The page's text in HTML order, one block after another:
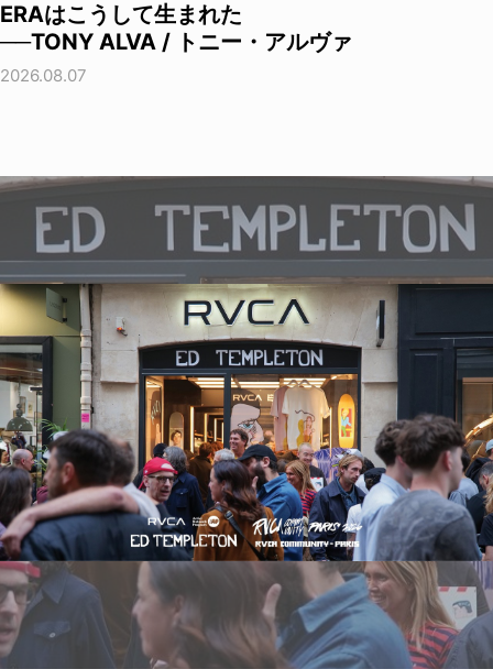
ERAはこうして生まれた
──TONY ALVA / トニー・アルヴァ
2026.08.07